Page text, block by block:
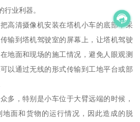
业利器。
高清摄像机安装在塔机小车的底部，采
输到塔机驾驶室的屏幕上，让塔机驾驶
地面和现场的施工情况，避免人眼观测
以通过无线的形式传输到工地平台或部
多，特别是小车位于大臂远端的时候，
面和货物的运行情况，因此造成的脱